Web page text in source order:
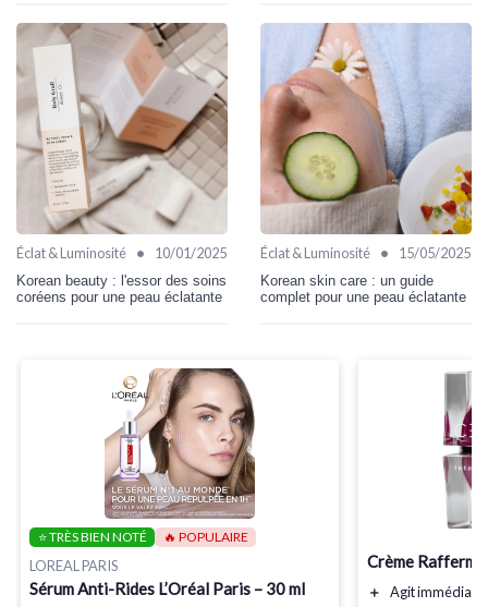
Éclat & Luminosité • 10/01/2025
Korean beauty : l'essor des soins
coréens pour une peau éclatante
Éclat & Luminosité • 15/05/2025
Korean skin care : un guide
complet pour une peau éclatante
⭐ TRÈS BIEN NOTÉ 🔥 POPULAIRE
LOREAL PARIS
Sérum Anti-Rides L’Oréal Paris – 30 ml
Crème
＋ Agit